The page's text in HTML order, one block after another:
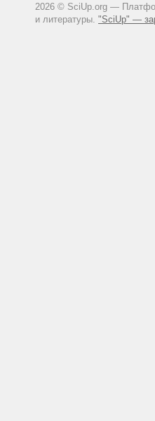
2026 © SciUp.org —
и литературы. "SciUp" —